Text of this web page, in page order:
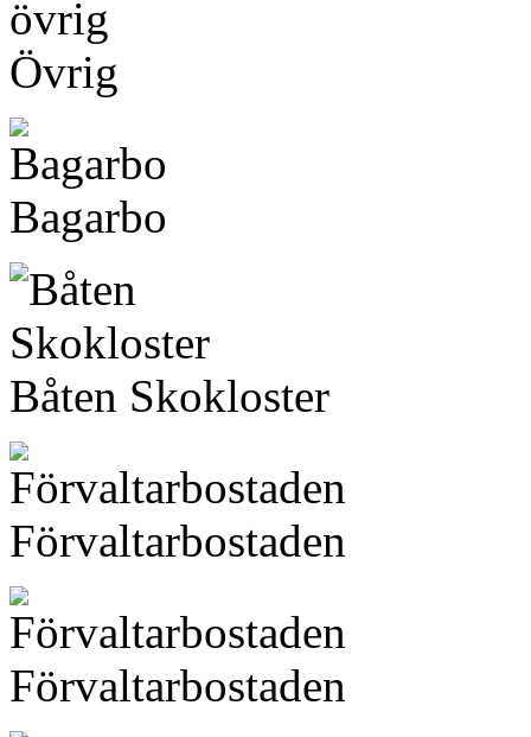
Övrig
Bagarbo
Båten Skokloster
Förvaltarbostaden
Förvaltarbostaden